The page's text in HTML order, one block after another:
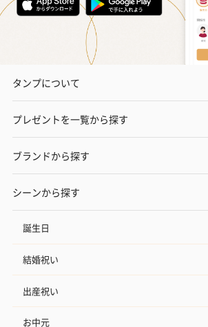
タンプについて
プレゼントを一覧から探す
ブランドから探す
シーンから探す
誕生日
結婚祝い
出産祝い
お中元